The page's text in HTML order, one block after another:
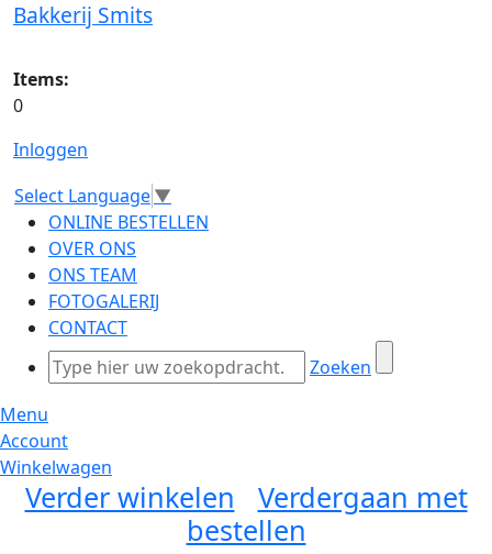
Bakkerij Smits
Items:
0
Inloggen
Select Language▼
ONLINE BESTELLEN
OVER ONS
ONS TEAM
FOTOGALERIJ
CONTACT
Zoeken
Menu
Account
Winkelwagen
Verder winkelen
Verdergaan met
bestellen